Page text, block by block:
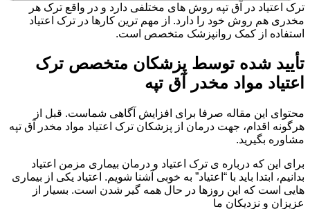
ترک اعتیاد در آق تپه روش های مختلفی دارد و در واقع ترک هر
مخدری هم روش خود را دارد. از مهم ترین کارها در ترک اعتیاد
استفاده از کمک روانپزشک متخصص است.
تأیید شده توسط پزشکان متخصص ترک
اعتیاد مواد مخدر آق تپه
محتوای این مقاله صرفا برای افزایش آگاهی شماست. قبل از
هرگونه اقدام، جهت درمان از پزشکان ترک اعتیاد مواد مخدر آق تپه
مشاوره بگیرید.
برای این که درباره ی ترک اعتیاد و درمان بیماری مزمن اعتیاد
بدانیم، ابتدا باید با “اعتیاد” به خوبی آشنا شویم. اعتیاد یکی از بیماری
هایی است که این روزها در حال همه گیر شدن است. بسیار از
عزیزان و نزدیکان ما